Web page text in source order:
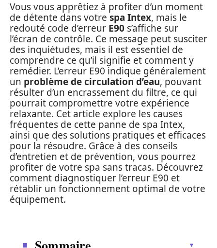
Vous vous apprêtiez à profiter d’un moment
de détente dans votre spa Intex, mais le
redouté code d’erreur E90 s’affiche sur
l’écran de contrôle. Ce message peut susciter
des inquiétudes, mais il est essentiel de
comprendre ce qu’il signifie et comment y
remédier. L’erreur E90 indique généralement
un problème de circulation d’eau, pouvant
résulter d’un encrassement du filtre, ce qui
pourrait compromettre votre expérience
relaxante. Cet article explore les causes
fréquentes de cette panne de spa Intex,
ainsi que des solutions pratiques et efficaces
pour la résoudre. Grâce à des conseils
d’entretien et de prévention, vous pourrez
profiter de votre spa sans tracas. Découvrez
comment diagnostiquer l’erreur E90 et
rétablir un fonctionnement optimal de votre
équipement.